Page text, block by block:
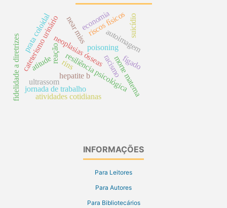
hepatite b
neoplasias ósseas
poisoning
ultrassom
cateterismo urinário near miss
fidelidade a diretrizes jornada de trabalhoresiliência psicológica
riscos físicos
autoimagem
morte materna
economia suicídio
reação
prata coloidal
fígado
rins racismo
atividades cotidianas
atitude
INFORMAÇÕES
Para Leitores
Para Autores
Para Bibliotecários